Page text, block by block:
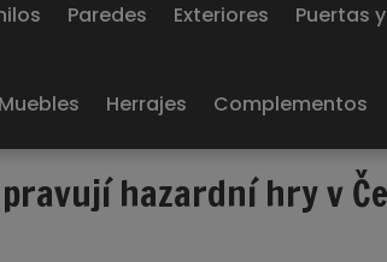
Paredes Exteriores Puertas
Muebles Herrajes Complementos
hazardní hry v